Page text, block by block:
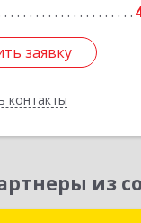
заявку
контакты
заявку
из